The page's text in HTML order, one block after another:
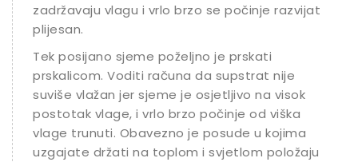
zadržavaju vlagu i vrlo brzo se počinje razvijati
plijesan.
Tek posijano sjeme poželjno je prskati
prskalicom. Voditi računa da supstrat nije
suviše vlažan jer sjeme je osjetljivo na visok
postotak vlage, i vrlo brzo počinje od viška
vlage trunuti. Obavezno je posude u kojima
uzgajate držati na toplom i svjetlom položaju